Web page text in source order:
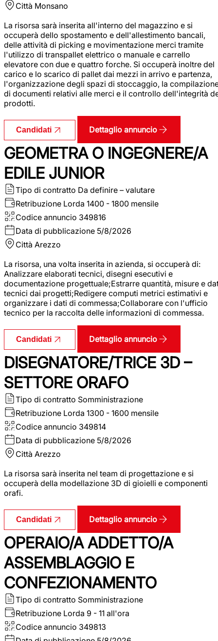
Città Monsano
La risorsa sarà inserita all'interno del magazzino e si
occuperà dello spostamento e dell'allestimento bancali,
delle attività di picking e movimentazione merci tramite
l'utilizzo di transpallet elettrico o manuale e carrello
elevatore con due e quattro forche. Si occuperà inoltre del
carico e lo scarico di pallet dai mezzi in arrivo e partenza,
l'organizzazione degli spazi di stoccaggio, la
di documenti relativi alle merci e il controllo dell'integrità
prodotti.
Candidati Dettaglio annuncio
GEOMETRA O INGEGNERE/A
EDILE JUNIOR
Tipo di contratto Da definire – valutare
Retribuzione Lorda 1400 - 1800 mensile
Codice annuncio 349816
Data di pubblicazione 5/8/2026
Città Arezzo
La risorsa, una volta inserita in azienda, si occuperà di:
Analizzare elaborati tecnici, disegni esecutivi e
documentazione progettuale;Estrarre quantità, misure e
tecnici dai progetti;Redigere computi metrici estimativi e
organizzare i dati di commessa;Collaborare con l'ufficio
tecnico per la raccolta delle informazioni di commessa.
Candidati Dettaglio annuncio
DISEGNATORE/TRICE 3D –
SETTORE ORAFO
Tipo di contratto Somministrazione
Retribuzione Lorda 1300 - 1600 mensile
Codice annuncio 349814
Data di pubblicazione 5/8/2026
Città Arezzo
La risorsa sarà inserita nel team di progettazione e si
occuperà della modellazione 3D di gioielli e componenti
orafi.
Candidati Dettaglio annuncio
OPERAIO/A ADDETTO/A
ASSEMBLAGGIO E
CONFEZIONAMENTO
Tipo di contratto Somministrazione
Retribuzione Lorda 9 - 11 all'ora
Codice annuncio 349813